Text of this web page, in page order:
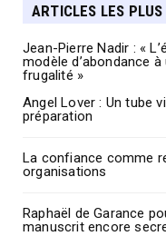
ARTICLES LES PLUS
Jean-Pierre Nadir : «
modèle d’abondance
frugalité »
Angel Lover : Un tube
préparation
La confiance comme
organisations
Raphaël de Garance
manuscrit encore